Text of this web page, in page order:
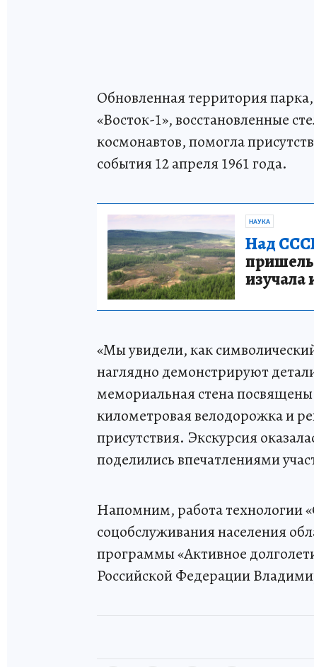
Обновленная территория
«Восток-1», восстановленные
космонавтов, помогла
события 12 апреля 1961 года.
НАУКА
Над
изучала
«Мы увидели, как
наглядно демонстрируют
мемориальная стена
километровая велодорожка и
присутствия. Экскурсия
поделились впечатлениями
Напомним, работа технологии
соцобслуживания населения
программы «Активное
Российской Федерации